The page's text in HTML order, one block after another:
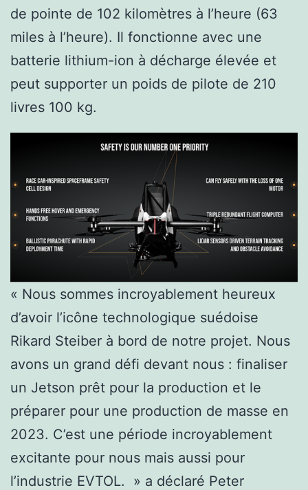
de pointe de 102 kilomètres à l’heure (63
miles à l’heure). Il fonctionne avec une
batterie lithium-ion à décharge élevée et
peut supporter un poids de pilote de 210
livres 100 kg.
« Nous sommes incroyablement heureux
d’avoir l’icône technologique suédoise
Rikard Steiber à bord de notre projet. Nous
avons un grand défi devant nous : finaliser
un Jetson prêt pour la production et le
préparer pour une production de masse en
2023. C’est une période incroyablement
excitante pour nous mais aussi pour
l’industrie EVTOL. » a déclaré Peter